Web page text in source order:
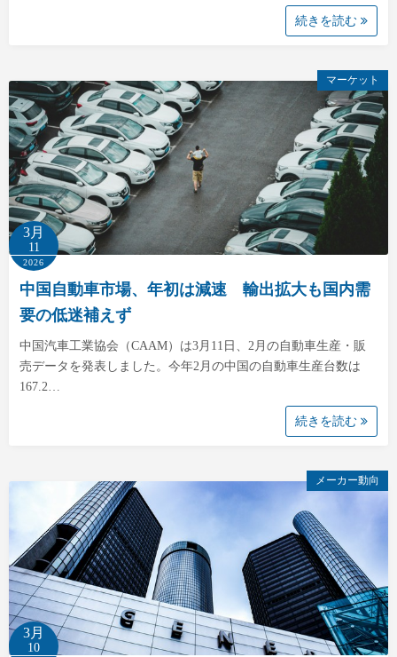
続きを読む
マーケット
3月
11
2026
中国自動車市場、年初は減速 輸出拡大も国内需
要の低迷補えず
中国汽車工業協会（CAAM）は3月11日、2月の自動車生産・販
売データを発表しました。今年2月の中国の自動車生産台数は
167.2…
続きを読む
メーカー動向
3月
10